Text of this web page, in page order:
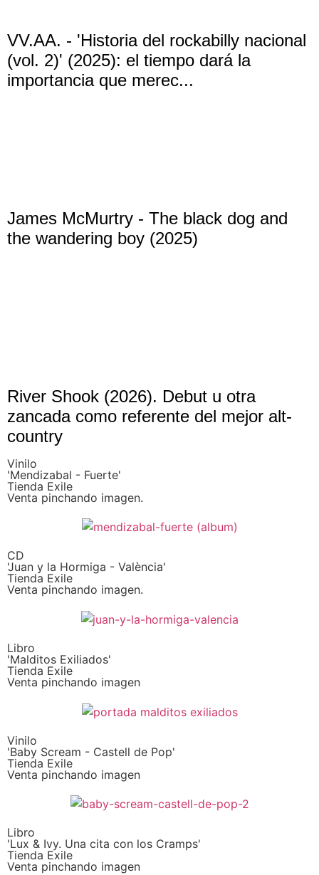
VV.AA. - 'Historia del rockabilly nacional
(vol. 2)' (2025): el tiempo dará la
importancia que merec...
James McMurtry - The black dog and
the wandering boy (2025)
River Shook (2026). Debut u otra
zancada como referente del mejor alt-
country
Vinilo
'Mendizabal - Fuerte'
Tienda Exile
Venta pinchando imagen.
CD
'Juan y la Hormiga - València'
Tienda Exile
Venta pinchando imagen.
Libro
'Malditos Exiliados'
Tienda Exile
Venta pinchando imagen
Vinilo
'Baby Scream - Castell de Pop'
Tienda Exile
Venta pinchando imagen
Libro
'Lux & Ivy. Una cita con los Cramps'
Tienda Exile
Venta pinchando imagen